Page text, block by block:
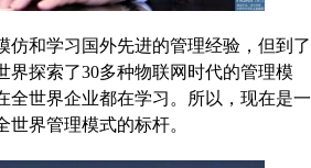
和学习国外先进的管理经验，但到了
探索了30多种物联网时代的管理模
全世界企业都在学习。所以，现在是一
界管理模式的标杆。